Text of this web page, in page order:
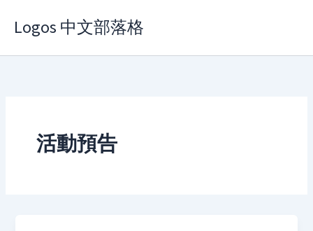
Logos 中文部落格
活動預告